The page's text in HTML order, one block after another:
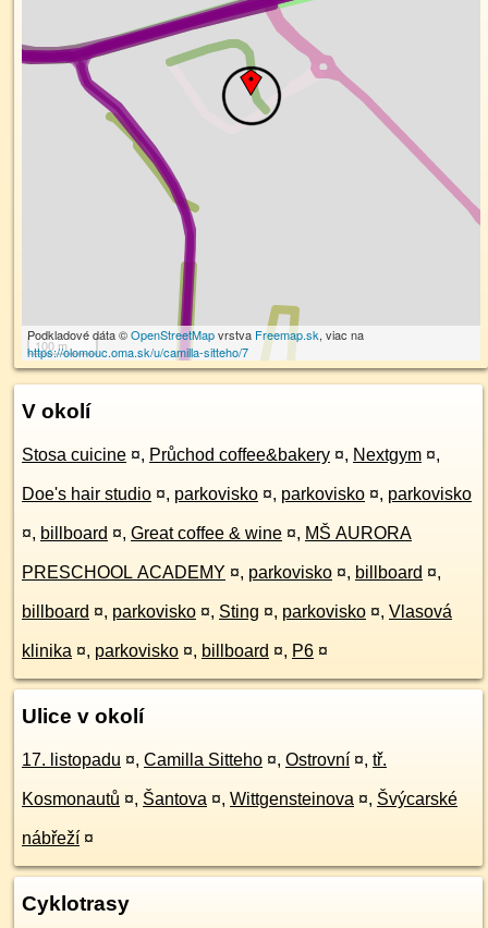
100 m
Podkladové dáta ©OpenStreetMapvrstva Freemap.sk, viac na
https://olomouc.oma.sk/u/camilla-sitteho/7
V okolí
Stosa cuicine ¤, Průchod coffee&bakery ¤, Nextgym ¤,
Doe's hair studio ¤, parkovisko ¤, parkovisko ¤, parkovisko
¤, billboard ¤, Great coffee & wine ¤, MŠ AURORA
PRESCHOOL ACADEMY ¤, parkovisko ¤, billboard ¤,
billboard ¤, parkovisko ¤, Sting ¤, parkovisko ¤, Vlasová
klinika ¤, parkovisko ¤, billboard ¤, P6 ¤
Ulice v okolí
17. listopadu ¤, Camilla Sitteho ¤, Ostrovní ¤, tř.
Kosmonautů ¤, Šantova ¤, Wittgensteinova ¤, Švýcarské
nábřeží ¤
Cyklotrasy